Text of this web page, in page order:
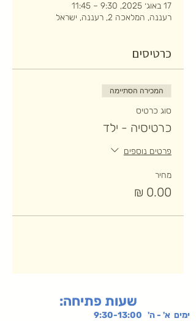
17 באוג׳ 2025, 9:30 – 11:45
רעננה, המלאכה 2, רעננה, ישראל
כרטיסים
המכירה הסתיימה
סוג כרטיס
כרטיסיה - ילד
פרטים נוספים
מחיר
:שעות פתיחה
ימים א' - ה' 9:30-13:00